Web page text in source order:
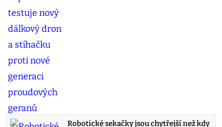
Robotické sekačky jsou chytřejší než kdy